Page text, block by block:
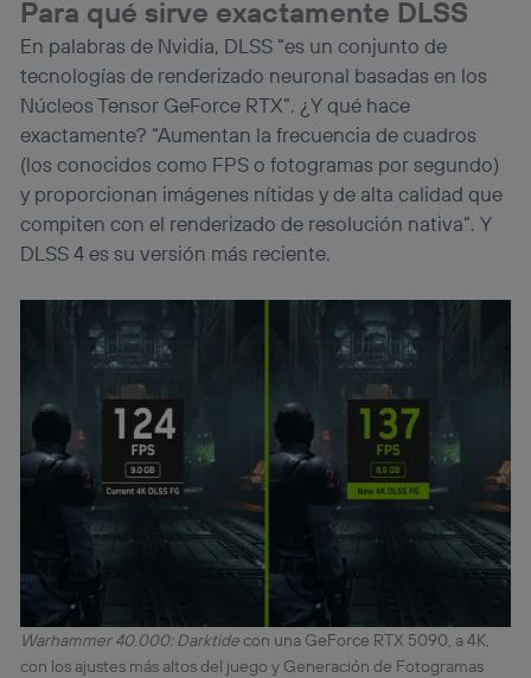
Para qué sirve exactamente DLSS
En palabras de Nvidia, DLSS “es un conjunto de
tecnologías de renderizado neuronal basadas en los
Núcleos Tensor GeForce RTX”. ¿Y qué hace
exactamente? “Aumentan la frecuencia de cuadros
(los conocidos como FPS o fotogramas por segundo)
y proporcionan imágenes nítidas y de alta calidad que
compiten con el renderizado de resolución nativa”. Y
DLSS 4 es su versión más reciente.
Warhammer 40.000: Darktidecon una GeForce RTX 5090, a 4K,
con los ajustes más altos del juego y Generación de Fotogramas
Este identificador se asigna a la conexión de internet, por
lo que cualquier persona que conecte su dispositivo y
consienta el uso de la tecnología recibirá el mismo
identificador. Típicamente:
Si utilizas unaconexión de banda ancha(p. ej., Wi-Fi),
el marketing o análisis se realizará en función de las
actividades de navegación de los miembros del hogar
que hayan dado su consentimiento.
Si utilizasdatos móviles, el marketing será más
personalizado, ya que se basará únicamente en la
Puedes gestionar los consentimientos Utiq seleccionando
“Administrar Utiq” en la parte inferior de esta página web o
visitando el
portal de privacidad de Utiq
la
política de privacidad de Utiq